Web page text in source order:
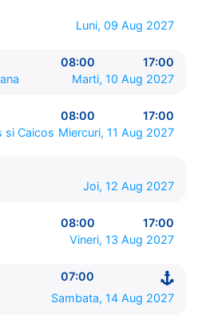
⚓ - 16:00
0:00 - 0:00
Luni, 09 Aug 2027
08:00
17:00
Marti, 10 Aug 2027
08:00
17:00
si Caicos Miercuri, 11 Aug 2027
Joi, 12 Aug 2027
08:00
17:00
Vineri, 13 Aug 2027
07:00
Sambata, 14 Aug 2027